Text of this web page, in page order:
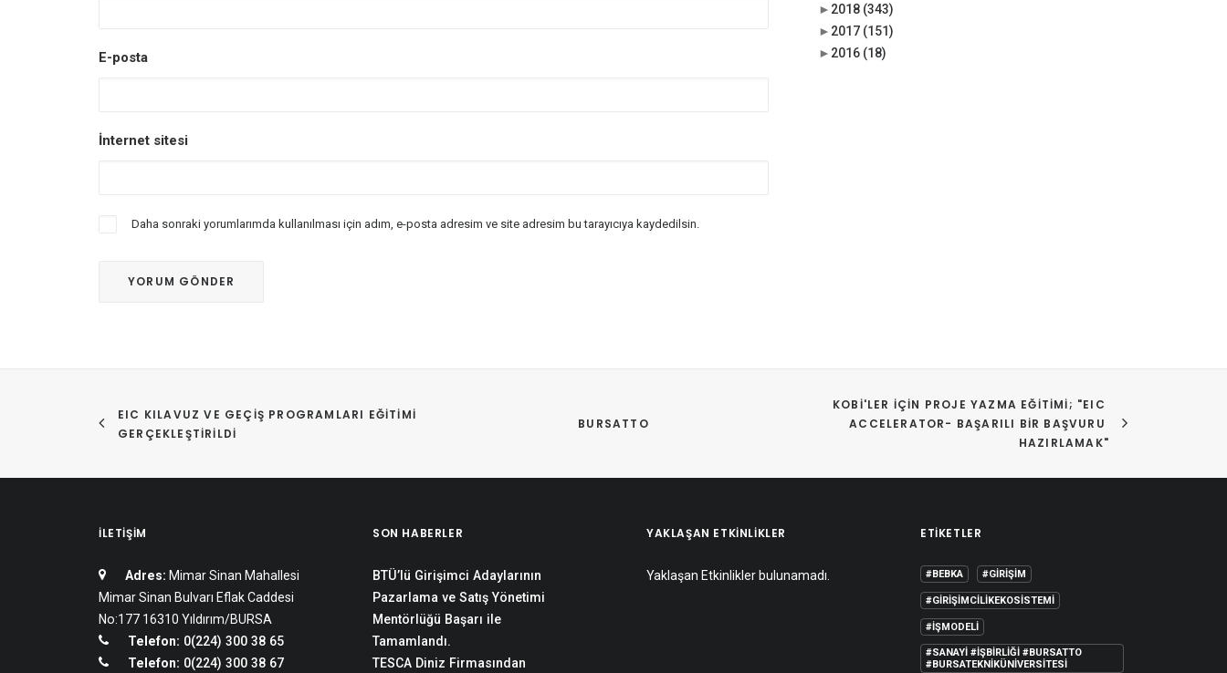
E-posta
İnternet sitesi
Daha sonraki yorumlarımda kullanılması için adım, e-posta adresim ve site adresim bu tarayıcıya kaydedilsin.
► 2018 (343)
► 2017 (151)
► 2016 (18)
EIC KILAVUZ VE GEÇIŞ PROGRAMLARI EĞITIMI
GERÇEKLEŞTIRILDI
BURSATTO
KOBİ'LER IÇIN PROJE YAZMA EĞITIMI; "EIC
ACCELERATOR- BAŞARILI BIR BAŞVURU
HAZIRLAMAK"
İLETIŞIM
Adres: Mimar Sinan Mahallesi
Mimar Sinan Bulvarı Eflak Caddesi
No:177 16310 Yıldırım/BURSA
Telefon: 0(224) 300 38 65
Telefon: 0(224) 300 38 67
SON HABERLER
BTÜ’lü Girişimci Adaylarının
Pazarlama ve Satış Yönetimi
Mentörlüğü Başarı ile
Tamamlandı.
TESCA Diniz Firmasından
YAKLAŞAN ETKINLIKLER
Yaklaşan Etkinlikler bulunamadı.
ETIKETLER
#BEBKA #GIRIŞIM
#GIRIŞIMCILIKEKOSISTEMI
#IŞMODELI
#SANAYI #IŞBIRLIĞI #BURSATTO
#BURSATEKNIKÜNIVERSITESI